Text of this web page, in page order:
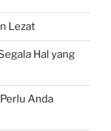
Lezat
Hal yang
Anda